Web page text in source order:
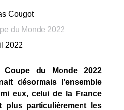
Cougot
du Monde 2022
2022
du Monde 2022
désormais l’ensemble
eux, celui de la France
plus particulièrement les